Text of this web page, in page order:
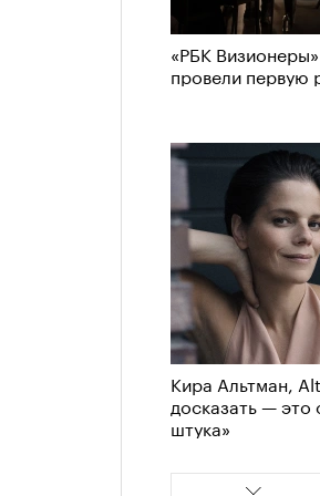
«РБК
провели первую
Кира Альтман,
досказать —
штука»